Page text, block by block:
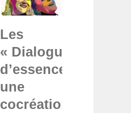
Les
« Dialogues
d’essences » :
une
cocréation